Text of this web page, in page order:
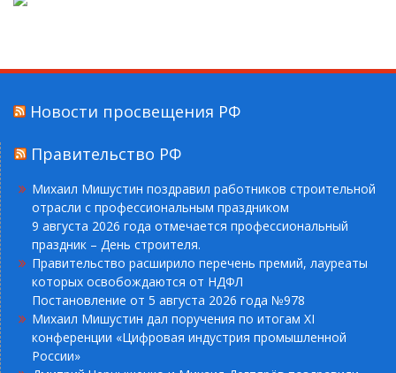
Новости просвещения РФ
Правительство РФ
Михаил Мишустин поздравил работников строительной
отрасли с профессиональным праздником
9 августа 2026 года отмечается профессиональный
праздник – День строителя.
Правительство расширило перечень премий, лауреаты
которых освобождаются от НДФЛ
Постановление от 5 августа 2026 года №978
Михаил Мишустин дал поручения по итогам XI
конференции «Цифровая индустрия промышленной
России»